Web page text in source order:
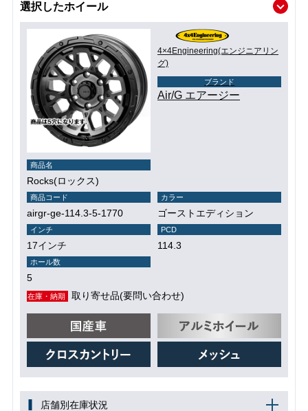
選択したホイール
4×4Engineering(エンジニアリン
グ)
ブランド
Air/G エアージー
商品名
Rocks(ロックス)
商品コード
airgr-ge-114.3-5-1770
カラー
ゴーストエディション
インチ
17インチ
PCD
114.3
ホール数
5
在庫・納期 取り寄せ品(要問い合わせ)
店舗別在庫状況